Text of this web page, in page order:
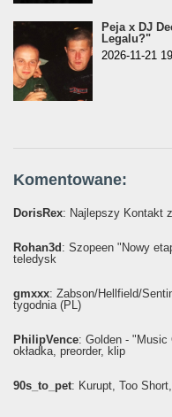
Peja x DJ
Legalu?"
2026-11-21
Komentowane:
DorisRex: Najlepszy Kontakt
Rohan3d : Szopeen "Nowy
teledysk
gmxxx: Żabson/Hellfield/
tygodnia (PL)
PhilipVence: Golden -
okładka, preorder, klip
90s_to_pet: Kurupt, Too